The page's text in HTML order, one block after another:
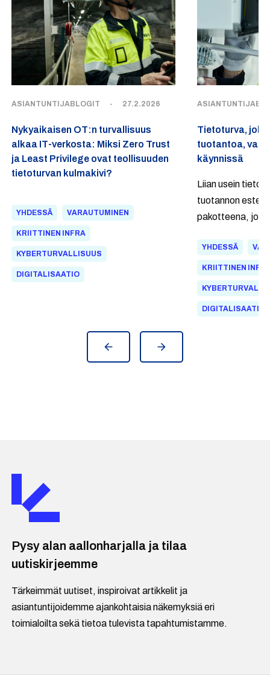
ASIANTUNTIJABLOGIT - 27.2.2026
Nykyaikaisen OT:n turvallisuus
alkaa IT-verkosta: Miksi Zero Trust
ja Least Privilege ovat teollisuuden
tietoturvan kulmakivi?
YHDESSÄ VARAUTUMINEN
KRIITTINEN INFRA
KYBERTURVALLISUUS
DIGITALISAATIO
Tietoturva,
tuotantoa,
käynnissä
Liian usein
tuotannon
pakotteena,
vääränä
asetelman
kansainvälinen
teollisuuden
YHDESSÄ
KRIITTINEN
DIGITALISAATIO
Pysy alan aallonharjalla ja tilaa
uutiskirjeemme
Tärkeimmät uutiset, inspiroivat artikkelit ja
asiantuntijoidemme ajankohtaisia näkemyksiä eri
toimialoilta sekä tietoa tulevista tapahtumistamme.